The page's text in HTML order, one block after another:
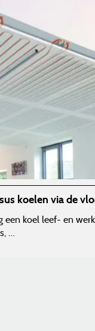
koelen via de
een koel leef- en
…